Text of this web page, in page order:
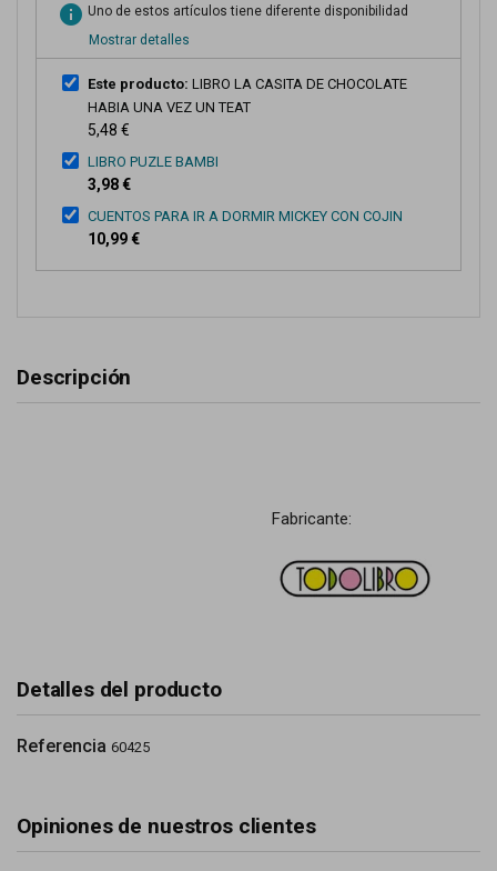
info Uno de estos artículos tiene diferente disponibilidad
Mostrar detalles
Este producto: LIBRO LA CASITA DE CHOCOLATE
HABIA UNA VEZ UN TEAT
5,48 €
LIBRO PUZLE BAMBI
3,98 €
CUENTOS PARA IR A DORMIR MICKEY CON COJIN
10,99 €
Descripción
Fabricante:
Detalles del producto
Referencia 60425
Opiniones de nuestros clientes